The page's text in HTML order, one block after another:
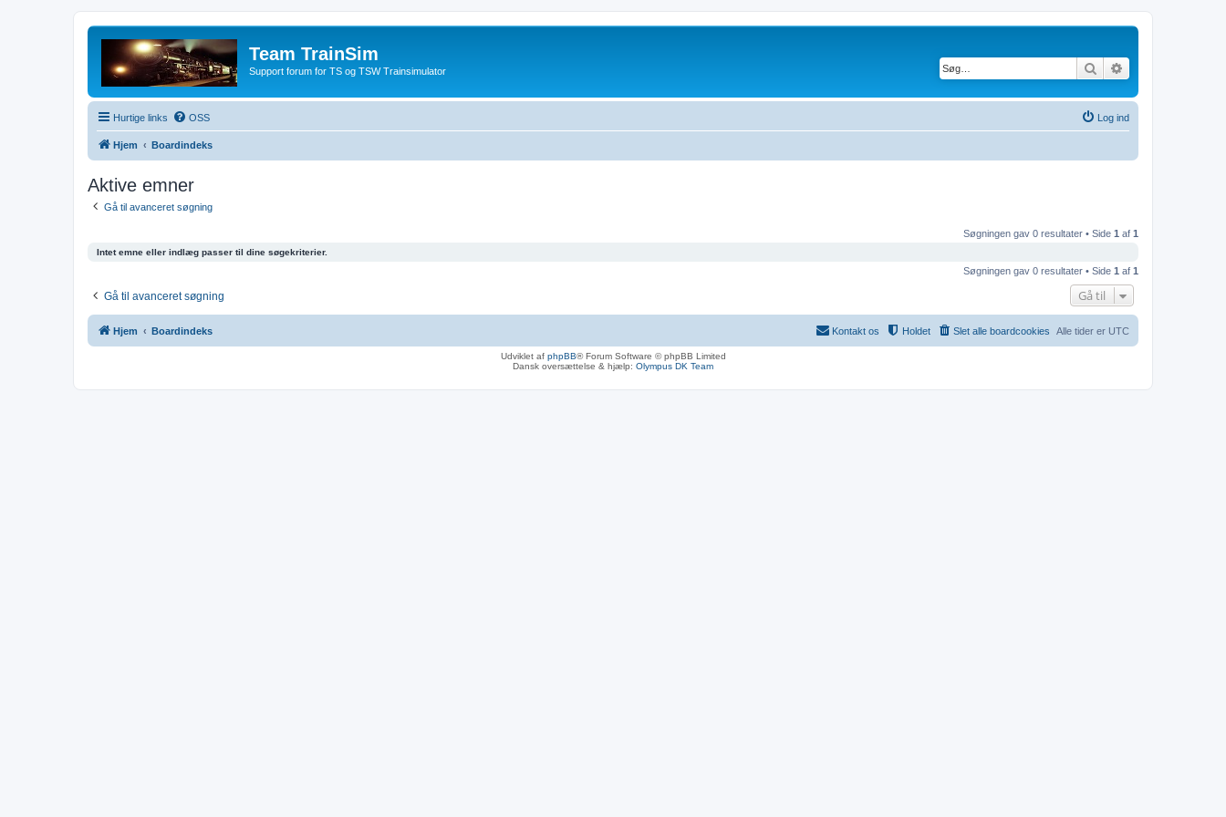
Team TrainSim
Support forum for TS og TSW Trainsimulator Søg
Hurtige links OSS Log ind
Hjem Boardindeks
Aktive emner
Gå til avanceret søgning
Søgningen gav 0 resultater • Side 1 af 1
Intet emne eller indlæg passer til dine søgekriterier.
Søgningen gav 0 resultater • Side 1 af 1
Gå til avanceret søgning Gå til
Hjem Boardindeks Alle tider er UTC
Slet alle boardcookies
Holdet
Kontakt os
Udviklet af phpBB® Forum Software © phpBB Limited
Dansk oversættelse & hjælp: Olympus DK Team